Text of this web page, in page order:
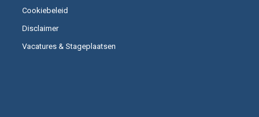
Cookiebeleid
Disclaimer
Vacatures & Stageplaatsen